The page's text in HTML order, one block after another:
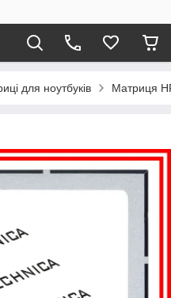
для ноутбуків Матриця